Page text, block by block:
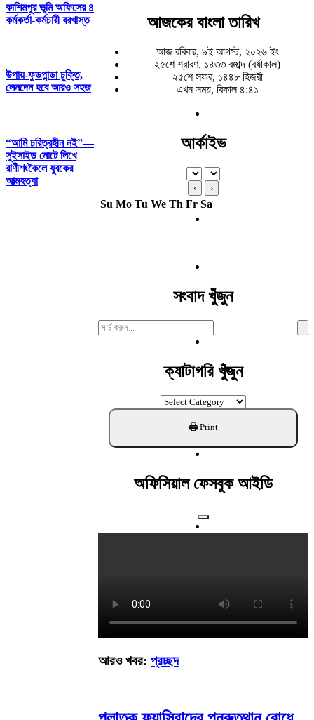
কাশিমপুর ভূমি অফিসের ৪
কর্মকর্তা-কর্মচারী বরখাস্ত
উপায়-ফুডপান্ডা চুক্তি,
লেনদেন হবে আরও সহজ
“আমি চরিত্রহীন নই”—
সুইসাইড নোটে লিখে
রাণীশংকৈলে যুবকের
আত্মহত্যা
আজকের বাংলা তারিখ
আজ রবিবার, ৯ই আগস্ট, ২০২৬ ইং
২৫শে শ্রাবণ, ১৪৩৩ বঙ্গাব্দ (বর্ষাকাল)
২৫শে সফর, ১৪৪৮ হিজরী
এখন সময়, বিকাল ৪:৪১
আর্কাইভ
‹ ›
Su Mo Tu We Th Fr Sa
সংবাদ খুঁজুন
Search
For:
ক্যাটাগরি খুঁজুন
ক্যাটাগরি
খুঁজুন
অফিসিয়াল ফেসবুক আইডি
আরও খবর: প্রচ্ছদ